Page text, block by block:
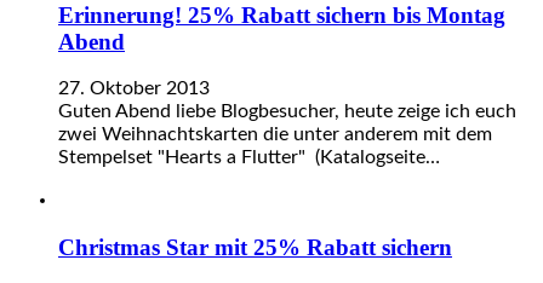
Erinnerung! 25% Rabatt sichern bis Montag
Abend
27. Oktober 2013
Guten Abend liebe Blogbesucher, heute zeige ich euch
zwei Weihnachtskarten die unter anderem mit dem
Stempelset "Hearts a Flutter" (Katalogseite…
Christmas Star mit 25% Rabatt sichern